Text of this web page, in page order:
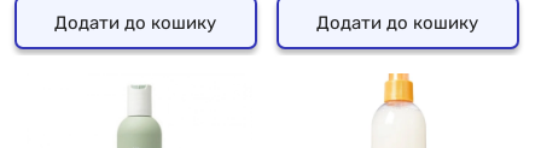
Додати до кошику Додати до кошику